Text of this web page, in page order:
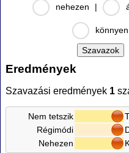
nehezen
|
könnyen
Eredmények
Szavazási eredmények 1
Nem tetszik
Régimódi
Nehezen